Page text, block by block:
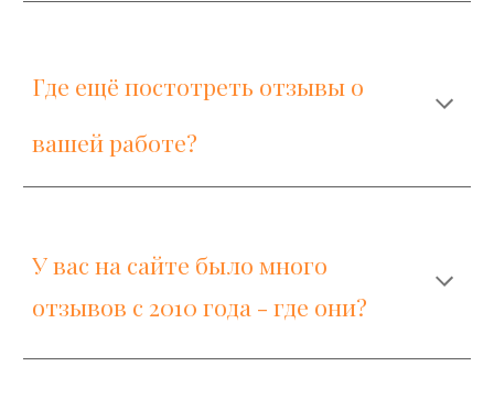
Где ещё постотреть отзывы о
вашей работе?
У вас на сайте было много
отзывов с 2010 года - где они?